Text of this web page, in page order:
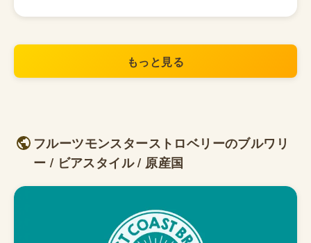
もっと見る
フルーツモンスターストロベリーのブルワリ
ー / ビアスタイル / 原産国